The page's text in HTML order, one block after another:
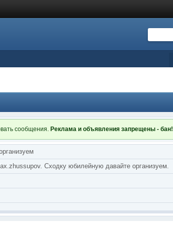
сообщения.Реклама и объявлениязапрещены - бан!
Сходку юбилейную давайте организуем.